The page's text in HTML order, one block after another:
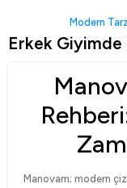
Modern
Erkek Giyimde
Manovam; modern